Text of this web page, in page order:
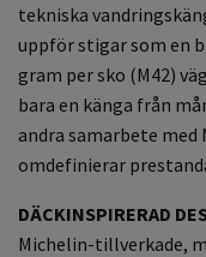
tekniska
uppför stigar som en
gram per sko (M42)
bara en känga från
andra samarbete med
omdefinierar
DÄCKINSPIRERAD
Michelin-tillverkade,